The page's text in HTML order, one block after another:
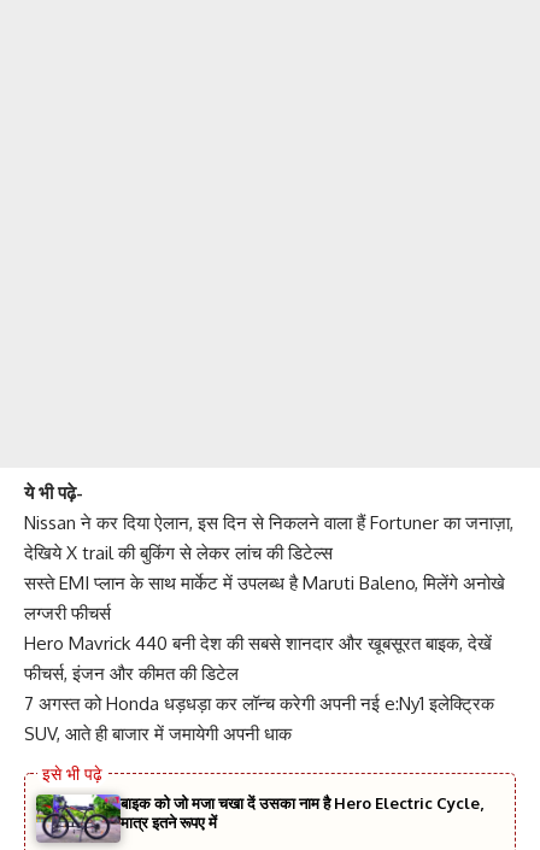
ये भी पढ़े-
Nissan ने कर दिया ऐलान, इस दिन से निकलने वाला हैं Fortuner का जनाज़ा,
देखिये X trail की बुकिंग से लेकर लांच की डिटेल्स
सस्ते EMI प्लान के साथ मार्केट में उपलब्ध है Maruti Baleno, मिलेंगे अनोखे
लग्जरी फीचर्स
Hero Mavrick 440 बनी देश की सबसे शानदार और खूबसूरत बाइक, देखें
फीचर्स, इंजन और कीमत की डिटेल
7 अगस्त को Honda धड़धड़ा कर लॉन्च करेगी अपनी नई e:Ny1 इलेक्ट्रिक
SUV, आते ही बाजार में जमायेगी अपनी धाक
बाइक को जो मजा चखा दें उसका नाम है Hero Electric Cycle,
मात्र इतने रूपए में